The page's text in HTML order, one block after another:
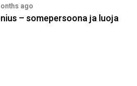
ago
– somepersoona ja luoja